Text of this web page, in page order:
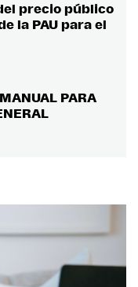
precio público
la PAU para el
PARA